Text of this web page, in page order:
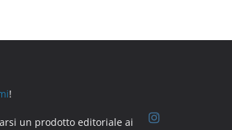
!
un prodotto editoriale ai